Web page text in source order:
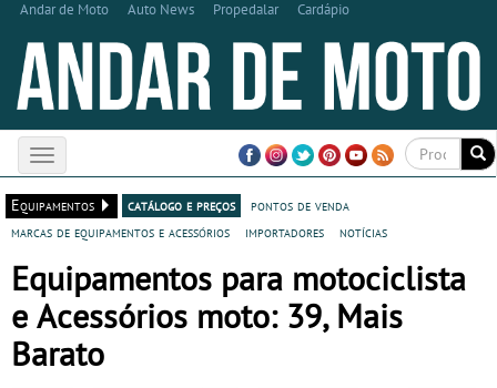
Andar de Moto Auto News Propedalar Cardápio
Toggle
navigation
Equipamentos
catálogo e preços
pontos de venda
marcas de equipamentos e acessórios
importadores notícias
Equipamentos para motociclista
e Acessórios moto: 39, Mais
Barato